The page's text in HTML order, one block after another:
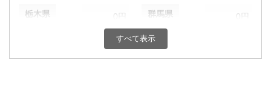
栃木県 0円 群馬県 0円
0円 千葉県
すべて表示